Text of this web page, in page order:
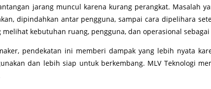
jarang muncul karena kurang perangkat. Masalah
dipindahkan antar pengguna, sampai cara dipelihara
melihat kebutuhan ruang, pengguna, dan operasional
pendekatan ini memberi dampak yang lebih nyata
dan lebih siap untuk berkembang. MLV Teknologi